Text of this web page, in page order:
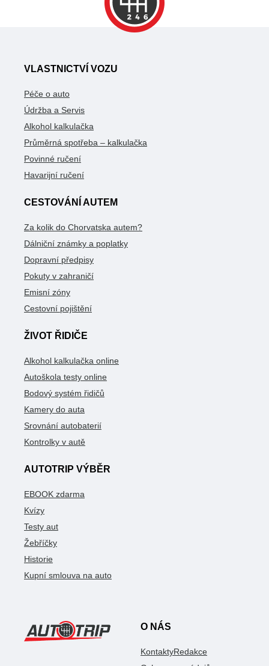
VLASTNICTVÍ VOZU
Péče o auto
Údržba a Servis
Alkohol kalkulačka
Průměrná spotřeba – kalkulačka
Povinné ručení
Havarijní ručení
CESTOVÁNÍ AUTEM
Za kolik do Chorvatska autem?
Dálniční známky a poplatky
Dopravní předpisy
Pokuty v zahraničí
Emisní zóny
Cestovní pojištění
ŽIVOT ŘIDIČE
Alkohol kalkulačka online
Autoškola testy online
Bodový systém řidičů
Kamery do auta
Srovnání autobaterií
Kontrolky v autě
AUTOTRIP VÝBĚR
EBOOK zdarma
Kvízy
Testy aut
Žebříčky
Historie
Kupní smlouva na auto
O NÁS
KontaktyRedakce